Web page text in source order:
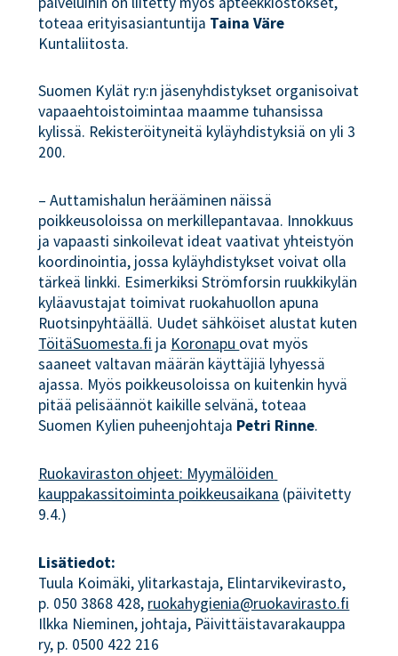
toteaa erityisasiantuntija Taina Väre
Kuntaliitosta.
Suomen Kylät ry:n jäsenyhdistykset organisoivat
vapaaehtoistoimintaa maamme tuhansissa
kylissä. Rekisteröityneitä kyläyhdistyksiä on yli 3
200.
– Auttamishalun herääminen näissä
poikkeusoloissa on merkillepantavaa. Innokkuus
ja vapaasti sinkoilevat ideat vaativat yhteistyön
koordinointia, jossa kyläyhdistykset voivat olla
tärkeä linkki. Esimerkiksi Strömforsin ruukkikylän
kyläavustajat toimivat ruokahuollon apuna
Ruotsinpyhtäällä. Uudet sähköiset alustat kuten
TöitäSuomesta.fi ja Koronapu ovat myös
saaneet valtavan määrän käyttäjiä lyhyessä
ajassa. Myös poikkeusoloissa on kuitenkin hyvä
pitää pelisäännöt kaikille selvänä, toteaa
Suomen Kylien puheenjohtaja Petri Rinne.
Ruokaviraston ohjeet: Myymälöiden
kauppakassitoiminta poikkeusaikana (päivitetty
9.4.)
Lisätiedot:
Tuula Koimäki, ylitarkastaja, Elintarvikevirasto,
p. 050 3868 428, ruokahygienia@ruokavirasto.fi
Ilkka Nieminen, johtaja, Päivittäistavarakauppa
ry, p. 0500 422 216